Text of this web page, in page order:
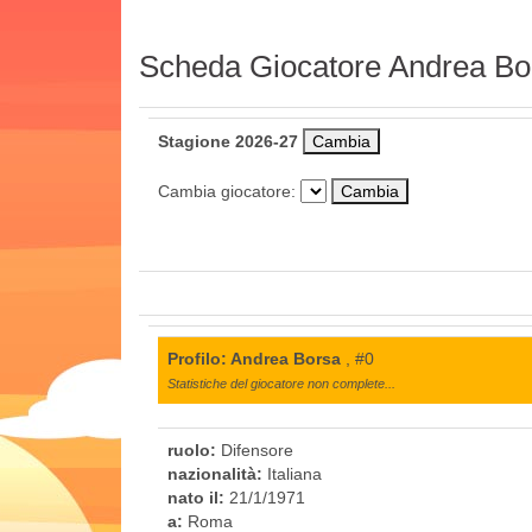
Scheda Giocatore Andrea
Stagione 2026-27
Cambia giocatore:
Profilo: Andrea Borsa , #0
Statistiche del giocatore non complete...
ruolo: Difensore
nazionalità: Italiana
nato il: 21/1/1971
a: Roma